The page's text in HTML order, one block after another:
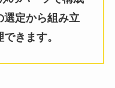
選定から組み立
きます。